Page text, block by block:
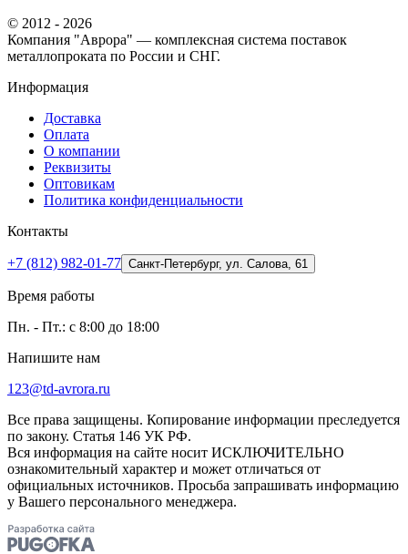
© 2012 - 2026
Компания "Аврора" — комплексная система поставок
металлопроката по России и СНГ.
Информация
Доставка
Оплата
О компании
Реквизиты
Оптовикам
Политика конфиденциальности
Контакты
+7 (812) 982-01-77 Санкт-Петербург, ул. Салова, 61
Время работы
Пн. - Пт.: с 8:00 до 18:00
Напишите нам
123@td-avrora.ru
Все права защищены. Копирование информации преследуется
по закону. Статья 146 УК РФ.
Вся информация на сайте носит ИСКЛЮЧИТЕЛЬНО
ознакомительный характер и может отличаться от
официальных источников. Просьба запрашивать информацию
у Вашего персонального менеджера.